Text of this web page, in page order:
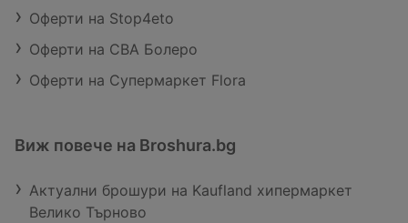
Оферти на Stop4eto
Оферти на CBA Болеро
Оферти на Супермаркет Flora
Виж повече на Broshura.bg
Актуални брошури на Kaufland хипермаркет
Велико Търново